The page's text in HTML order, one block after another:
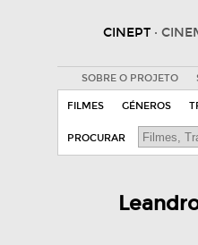
CINEPT ·
SOBRE O PROJETO
FILMES GÉNEROS
PROCURAR